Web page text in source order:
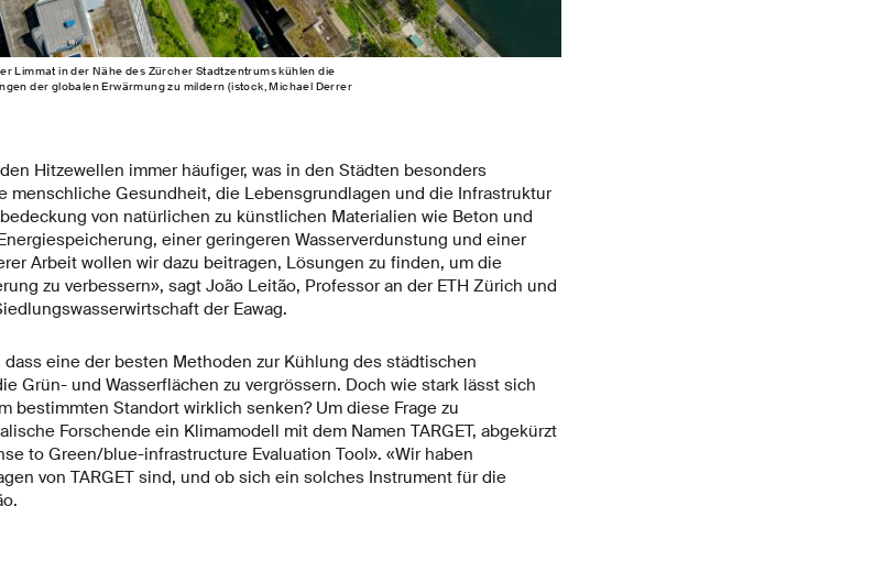
Limmat in der Nähe des Zürcher Stadtzentrums kühlen die
der globalen Erwärmung zu mildern (istock, Michael Derrer
Hitzewellen immer häufiger, was in den Städten besonders
menschliche Gesundheit, die Lebensgrundlagen und die Infrastruktur
von natürlichen zu künstlichen Materialien wie Beton und
einer geringeren Wasserverdunstung und einer
Arbeit wollen wir dazu beitragen, Lösungen zu finden, um die
zu verbessern», sagt João Leitão, Professor an der ETH Zürich und
der Eawag.
eine der besten Methoden zur Kühlung des städtischen
Grün- und Wasserflächen zu vergrössern. Doch wie stark lässt sich
bestimmten Standort wirklich senken? Um diese Frage zu
Forschende ein Klimamodell mit dem Namen TARGET, abgekürzt
to Green/blue-infrastructure Evaluation Tool». «Wir haben
von TARGET sind, und ob sich ein solches Instrument für die